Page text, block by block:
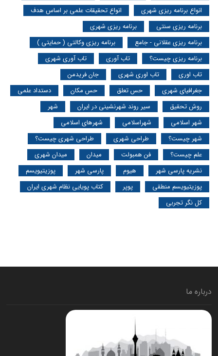
انواع برنامه ریزی شهری
انواع تحقیقات علمی بر اساس هدف
برنامه ریزی سنتی
برنامه ریزی شهری
برنامه ریزی عقلانی - جامع
برنامه ریزی وکالتی ( حمایتی )
برنامه ریزی چیست؟
تاب آوری
تاب آوری شهری
تاب اوری
تاب اوری شهری
جان فریدمن
جغرافیای شهری
حس تعلق حس مکان
دستداد علمی
روش تحقیق
سیر روند شهرنشینی در ایران
شهر
شهر اسلامی
شهراسلامی
شهرهای اسلامی
شهر چیست؟
طراحی شهری
طراحی شهری چیست؟
علم چیست؟
فن همبولت میدان
میدان شهری
نشریه پارسی شهر
هیوم پارسی شهر
پوزیتیویسم
پوزیتیویسم منطقی
پوپر
کتاب پویایی نظام شهری ایران
کل نگر تجربی
درباره ما